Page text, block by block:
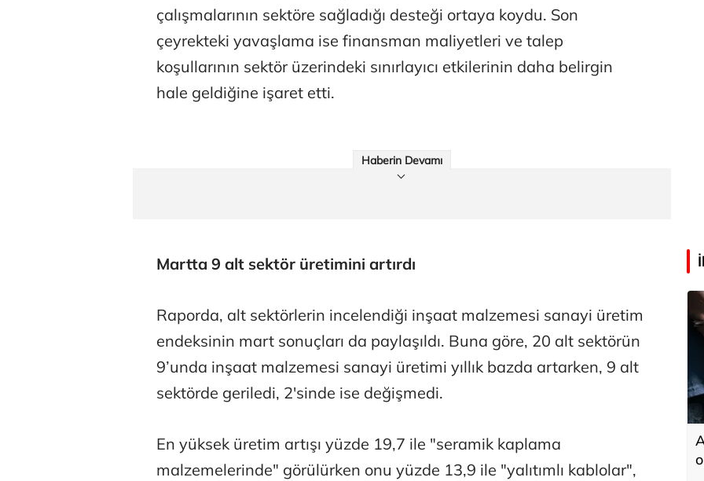
çalışmalarının sektöre sağladığı desteği ortaya koydu. Son
çeyrekteki yavaşlama ise finansman maliyetleri ve talep
koşullarının sektör üzerindeki sınırlayıcı etkilerinin daha belirgin
hale geldiğine işaret etti.
Haberin Devamı
Martta 9 alt sektör üretimini artırdı
Raporda, alt sektörlerin incelendiği inşaat malzemesi sanayi üretim
endeksinin mart sonuçları da paylaşıldı. Buna göre, 20 alt sektörün
9’unda inşaat malzemesi sanayi üretimi yıllık bazda artarken, 9 alt
sektörde geriledi, 2'sinde ise değişmedi.
En yüksek üretim artışı yüzde 19,7 ile "seramik kaplama
malzemelerinde" görülürken onu yüzde 13,9 ile "yalıtımlı kablolar",
Abdullah Karakuş